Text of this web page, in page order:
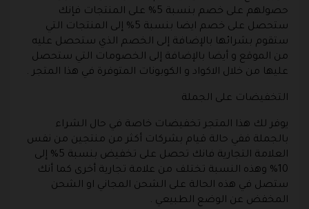
حصولهم على خصم بنسبة 5% على المنتجات فإنك
ستحصل على خصم ايضا بنسبة 5% إلى المنتجات التي
ستقوم بشرائها بالإضافة إلى الخصم الذي ستحصل عليه
من الموقع و أيضا بالإضافة إلى الخصومات التي ستحصل
عليها من خلال الاكواد و الكوبونات المتوفرة في هذا المتجر .
التخفيضات على الجملة
يوفر لك هذا المتجر تخفيضات خاصة في حال الشراء
بالجملة ففي حالة قيام بشركات أكثر من منتجين من نفس
العلامة التجارية فانك تحصل على تخفيض بنسبة 5% إلى
10% وهذه النسبة تختلف من علامة تجارية أخرى كما أنك
ستصل في هذه الحالة على الشحن المجاني او الشحن
المخفض عن الوضع الطبيعي .